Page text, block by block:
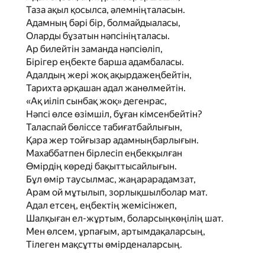
Таза ақыл қосылса, әлемніңталасын.
Адамның бәрі бір, болмайдыаласы,
Оларды бұзатын нәпсініңталасы.
Ар билейтін заманда нәпсіөліп,
Бірігер еңбекте барша адамбаласы.
Адалдың жері жоқ ақырдажеңбейтін,
Тарихта әрқашан адал жанөлмейтін.
«Ақ иіліп сынбақ жоқ» дегенрас,
Нәпсі өлсе өзімшіл, бұған кімсенбейтін?
Таласпай бөліссе табиғатбайлығын,
Қара жер тойғызар адамныңбарлығын.
Махаббатпен бірлесіп еңбекқылған
Өмірдің көреді бақыттысайлығын.
Бұл өмір таусылмас, жаңарарадамзат,
Арам ой мұтылып, зорлықшылболар мат.
Адал етсең, еңбектің жемісінжеп,
Шалқыған ел-жұртым, боларсыңкөңілің шат.
Мен өлсем, ұрпағым, артымдақаларсың,
Тілеген мақсұтты өмірденаларсың.